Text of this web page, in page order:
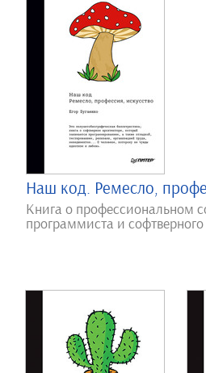
Наш код. Ремесло,
Книга о профессиональном
программиста и софтверного